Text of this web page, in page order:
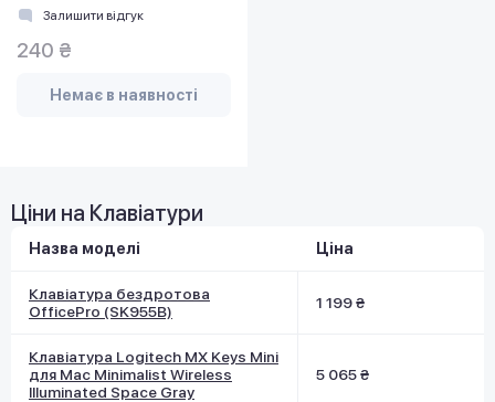
Залишити відгук
240 ₴
Немає в наявності
Ціни на Клавіатури
Назва моделі Ціна
Клавіатура бездротова
OfficePro (SK955B)
1 199 ₴
Клавіатура Logitech MX Keys Mini
для Mac Minimalist Wireless
Illuminated Space Gray
5 065 ₴